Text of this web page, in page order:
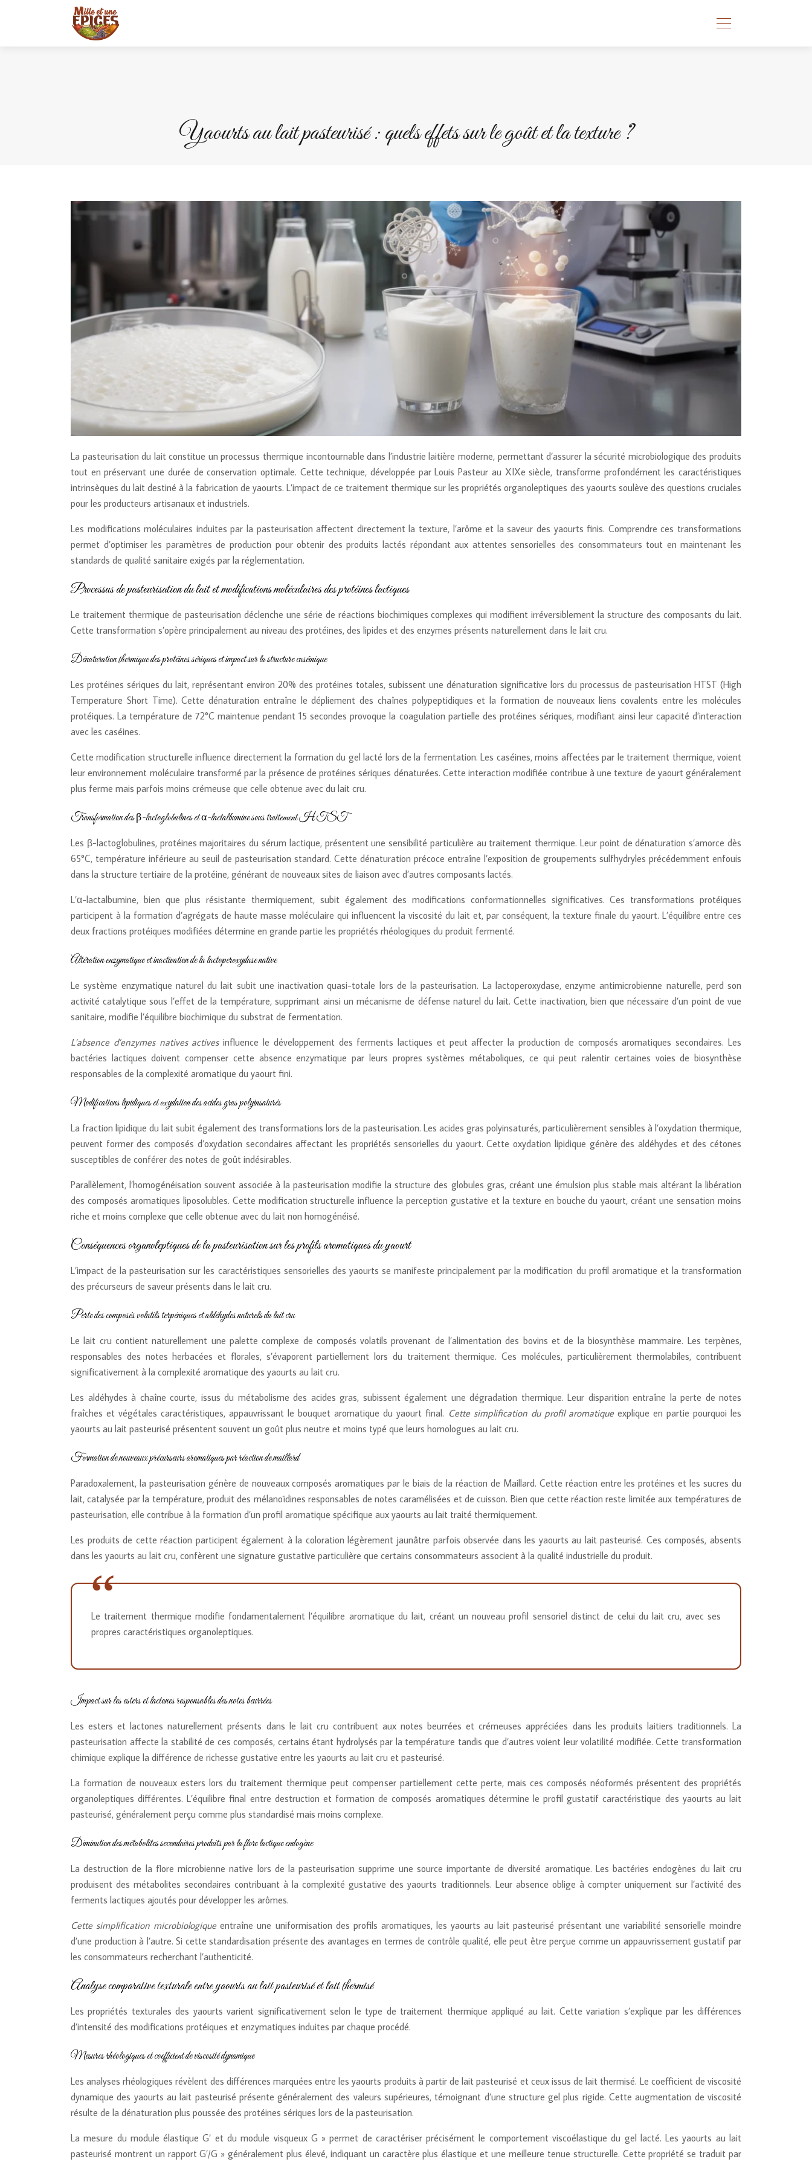
Yaourts au lait pasteurisé : quels effets sur le goût et la texture ?
La pasteurisation du lait constitue un processus thermique incontournable dans l’industrie laitière moderne, permettant d’assurer la sécurité microbiologique des produits
tout en préservant une durée de conservation optimale. Cette technique, développée par Louis Pasteur au XIXe siècle, transforme profondément les caractéristiques
intrinsèques du lait destiné à la fabrication de yaourts. L’impact de ce traitement thermique sur les propriétés organoleptiques des yaourts soulève des questions cruciales
pour les producteurs artisanaux et industriels.
Les modifications moléculaires induites par la pasteurisation affectent directement la texture, l’arôme et la saveur des yaourts finis. Comprendre ces transformations
permet d’optimiser les paramètres de production pour obtenir des produits lactés répondant aux attentes sensorielles des consommateurs tout en maintenant les
standards de qualité sanitaire exigés par la réglementation.
Processus de pasteurisation du lait et modifications moléculaires des protéines lactiques
Le traitement thermique de pasteurisation déclenche une série de réactions biochimiques complexes qui modifient irréversiblement la structure des composants du lait.
Cette transformation s’opère principalement au niveau des protéines, des lipides et des enzymes présents naturellement dans le lait cru.
Dénaturation thermique des protéines sériques et impact sur la structure caséinique
Les protéines sériques du lait, représentant environ 20% des protéines totales, subissent une dénaturation significative lors du processus de pasteurisation HTST (High
Temperature Short Time). Cette dénaturation entraîne le dépliement des chaînes polypeptidiques et la formation de nouveaux liens covalents entre les molécules
protéiques. La température de 72°C maintenue pendant 15 secondes provoque la coagulation partielle des protéines sériques, modifiant ainsi leur capacité d’interaction
avec les caséines.
Cette modification structurelle influence directement la formation du gel lacté lors de la fermentation. Les caséines, moins affectées par le traitement thermique, voient
leur environnement moléculaire transformé par la présence de protéines sériques dénaturées. Cette interaction modifiée contribue à une texture de yaourt généralement
plus ferme mais parfois moins crémeuse que celle obtenue avec du lait cru.
Transformation des β-lactoglobulines et α-lactalbumine sous traitement HTST
Les β-lactoglobulines, protéines majoritaires du sérum lactique, présentent une sensibilité particulière au traitement thermique. Leur point de dénaturation s’amorce dès
65°C, température inférieure au seuil de pasteurisation standard. Cette dénaturation précoce entraîne l’exposition de groupements sulfhydryles précédemment enfouis
dans la structure tertiaire de la protéine, générant de nouveaux sites de liaison avec d’autres composants lactés.
L’α-lactalbumine, bien que plus résistante thermiquement, subit également des modifications conformationnelles significatives. Ces transformations protéiques
participent à la formation d’agrégats de haute masse moléculaire qui influencent la viscosité du lait et, par conséquent, la texture finale du yaourt. L’équilibre entre ces
deux fractions protéiques modifiées détermine en grande partie les propriétés rhéologiques du produit fermenté.
Altération enzymatique et inactivation de la lactoperoxydase native
Le système enzymatique naturel du lait subit une inactivation quasi-totale lors de la pasteurisation. La lactoperoxydase, enzyme antimicrobienne naturelle, perd son
activité catalytique sous l’effet de la température, supprimant ainsi un mécanisme de défense naturel du lait. Cette inactivation, bien que nécessaire d’un point de vue
sanitaire, modifie l’équilibre biochimique du substrat de fermentation.
L’absence d’enzymes natives activesinfluence le développement des ferments lactiques et peut affecter la production de composés aromatiques secondaires. Les
bactéries lactiques doivent compenser cette absence enzymatique par leurs propres systèmes métaboliques, ce qui peut ralentir certaines voies de biosynthèse
responsables de la complexité aromatique du yaourt fini.
Modifications lipidiques et oxydation des acides gras polyinsaturés
La fraction lipidique du lait subit également des transformations lors de la pasteurisation. Les acides gras polyinsaturés, particulièrement sensibles à l’oxydation thermique,
peuvent former des composés d’oxydation secondaires affectant les propriétés sensorielles du yaourt. Cette oxydation lipidique génère des aldéhydes et des cétones
susceptibles de conférer des notes de goût indésirables.
Parallèlement, l’homogénéisation souvent associée à la pasteurisation modifie la structure des globules gras, créant une émulsion plus stable mais altérant la libération
des composés aromatiques liposolubles. Cette modification structurelle influence la perception gustative et la texture en bouche du yaourt, créant une sensation moins
riche et moins complexe que celle obtenue avec du lait non homogénéisé.
Conséquences organoleptiques de la pasteurisation sur les profils aromatiques du yaourt
L’impact de la pasteurisation sur les caractéristiques sensorielles des yaourts se manifeste principalement par la modification du profil aromatique et la transformation
des précurseurs de saveur présents dans le lait cru.
Perte des composés volatils terpéniques et aldéhydes naturels du lait cru
Le lait cru contient naturellement une palette complexe de composés volatils provenant de l’alimentation des bovins et de la biosynthèse mammaire. Les terpènes,
responsables des notes herbacées et florales, s’évaporent partiellement lors du traitement thermique. Ces molécules, particulièrement thermolabiles, contribuent
significativement à la complexité aromatique des yaourts au lait cru.
Les aldéhydes à chaîne courte, issus du métabolisme des acides gras, subissent également une dégradation thermique. Leur disparition entraîne la perte de notes
fraîches et végétales caractéristiques, appauvrissant le bouquet aromatique du yaourt final. Cette simplification du profil aromatique explique en partie pourquoi les
yaourts au lait pasteurisé présentent souvent un goût plus neutre et moins typé que leurs homologues au lait cru.
Formation de nouveaux précurseurs aromatiques par réaction de maillard
Paradoxalement, la pasteurisation génère de nouveaux composés aromatiques par le biais de la réaction de Maillard. Cette réaction entre les protéines et les sucres du
lait, catalysée par la température, produit des mélanoïdines responsables de notes caramélisées et de cuisson. Bien que cette réaction reste limitée aux températures de
pasteurisation, elle contribue à la formation d’un profil aromatique spécifique aux yaourts au lait traité thermiquement.
Les produits de cette réaction participent également à la coloration légèrement jaunâtre parfois observée dans les yaourts au lait pasteurisé. Ces composés, absents
dans les yaourts au lait cru, confèrent une signature gustative particulière que certains consommateurs associent à la qualité industrielle du produit.
Le traitement thermique modifie fondamentalement l’équilibre aromatique du lait, créant un nouveau profil sensoriel distinct de celui du lait cru, avec ses
propres caractéristiques organoleptiques.
Impact sur les esters et lactones responsables des notes beurrées
Les esters et lactones naturellement présents dans le lait cru contribuent aux notes beurrées et crémeuses appréciées dans les produits laitiers traditionnels. La
pasteurisation affecte la stabilité de ces composés, certains étant hydrolysés par la température tandis que d’autres voient leur volatilité modifiée. Cette transformation
chimique explique la différence de richesse gustative entre les yaourts au lait cru et pasteurisé.
La formation de nouveaux esters lors du traitement thermique peut compenser partiellement cette perte, mais ces composés néoformés présentent des propriétés
organoleptiques différentes. L’équilibre final entre destruction et formation de composés aromatiques détermine le profil gustatif caractéristique des yaourts au lait
pasteurisé, généralement perçu comme plus standardisé mais moins complexe.
Diminution des métabolites secondaires produits par la flore lactique endogène
La destruction de la flore microbienne native lors de la pasteurisation supprime une source importante de diversité aromatique. Les bactéries endogènes du lait cru
produisent des métabolites secondaires contribuant à la complexité gustative des yaourts traditionnels. Leur absence oblige à compter uniquement sur l’activité des
ferments lactiques ajoutés pour développer les arômes.
Cette simplification microbiologiqueentraîne une uniformisation des profils aromatiques, les yaourts au lait pasteurisé présentant une variabilité sensorielle moindre
d’une production à l’autre. Si cette standardisation présente des avantages en termes de contrôle qualité, elle peut être perçue comme un appauvrissement gustatif par
les consommateurs recherchant l’authenticité.
Analyse comparative texturale entre yaourts au lait pasteurisé et lait thermisé
Les propriétés texturales des yaourts varient significativement selon le type de traitement thermique appliqué au lait. Cette variation s’explique par les différences
d’intensité des modifications protéiques et enzymatiques induites par chaque procédé.
Mesures rhéologiques et coefficient de viscosité dynamique
Les analyses rhéologiques révèlent des différences marquées entre les yaourts produits à partir de lait pasteurisé et ceux issus de lait thermisé. Le coefficient de viscosité
dynamique des yaourts au lait pasteurisé présente généralement des valeurs supérieures, témoignant d’une structure gel plus rigide. Cette augmentation de viscosité
résulte de la dénaturation plus poussée des protéines sériques lors de la pasteurisation.
La mesure du module élastique G’ et du module visqueux G » permet de caractériser précisément le comportement viscoélastique du gel lacté. Les yaourts au lait
pasteurisé montrent un rapport G’/G » généralement plus élevé, indiquant un caractère plus élastique et une meilleure tenue structurelle. Cette propriété se traduit par